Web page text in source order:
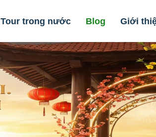
Tour trong nước Blog Giới